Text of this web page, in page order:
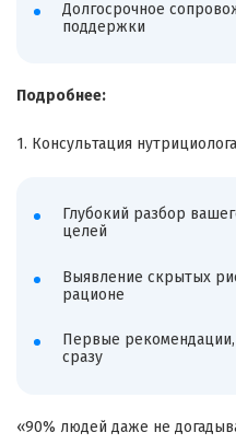
Долгосрочное
поддержки
Подробнее:
1. Консультация
Глубокий разбор
целей
Выявление скрытых
рационе
Первые
сразу
«90% людей даже не